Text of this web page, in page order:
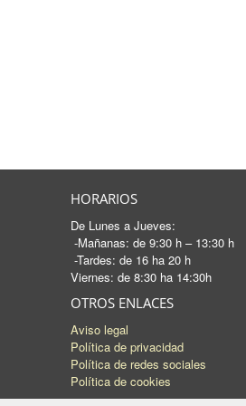
HORARIOS
De Lunes a Jueves:
-Mañanas: de 9:30 h – 13:30 h
-Tardes: de 16 ha 20 h
Viernes: de 8:30 ha 14:30h
OTROS ENLACES
Aviso legal
Política de privacidad
Política de redes sociales
Política de cookies